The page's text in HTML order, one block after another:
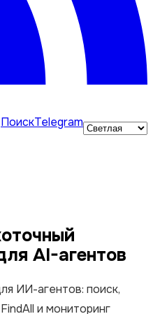
ПоискTelegram
AI-агентов
ИИ-агентов: поиск,
и мониторинг